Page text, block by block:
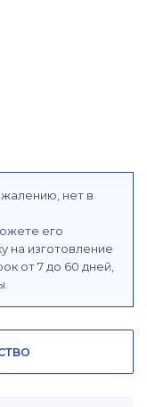
нет в
его
на изготовление
от 7 до 60 дней,